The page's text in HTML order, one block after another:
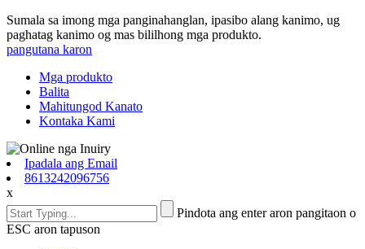
Sumala sa imong mga panginahanglan, ipasibo alang kanimo, ug
paghatag kanimo og mas bililhong mga produkto.
pangutana karon
Mga produkto
Balita
Mahitungod Kanato
Kontaka Kami
Ipadala ang Email
8613242096756
x
Pindota ang enter aron pangitaon o
ESC aron tapuson